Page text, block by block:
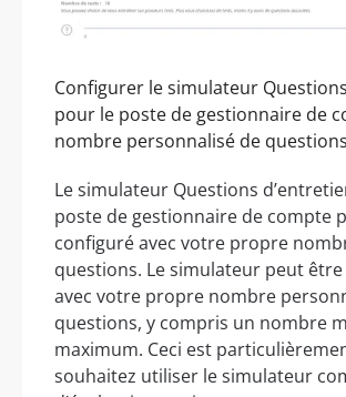
Configurer le simulateur
pour le poste de gestionnaire de
nombre personnalisé de questions
Le simulateur Questions
poste de gestionnaire de compte
configuré avec votre propre
questions. Le simulateur peut
avec votre propre nombre
questions, y compris un nombre
maximum. Ceci est
souhaitez utiliser le simulateur